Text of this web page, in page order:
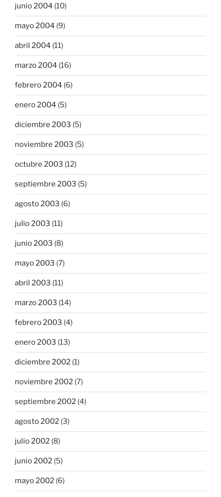
junio 2004 (10)
mayo 2004 (9)
abril 2004 (11)
marzo 2004 (16)
febrero 2004 (6)
enero 2004 (5)
diciembre 2003 (5)
noviembre 2003 (5)
octubre 2003 (12)
septiembre 2003 (5)
agosto 2003 (6)
julio 2003 (11)
junio 2003 (8)
mayo 2003 (7)
abril 2003 (11)
marzo 2003 (14)
febrero 2003 (4)
enero 2003 (13)
diciembre 2002 (1)
noviembre 2002 (7)
septiembre 2002 (4)
agosto 2002 (3)
julio 2002 (8)
junio 2002 (5)
mayo 2002 (6)